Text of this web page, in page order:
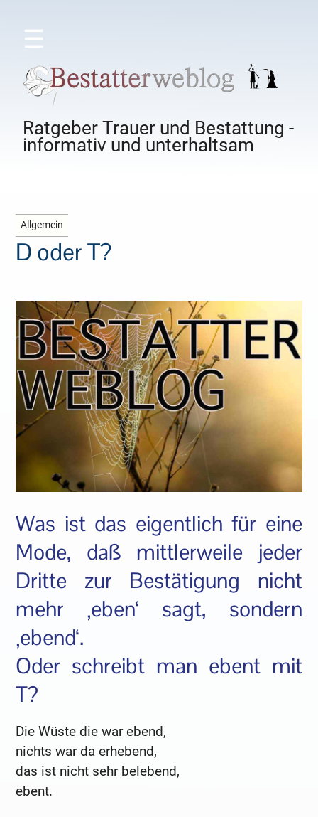
☰
Ratgeber Trauer und Bestattung -
informativ und unterhaltsam
Allgemein
D oder T?
Was ist das eigentlich für eine
Mode, daß mittlerweile jeder
Dritte zur Bestätigung nicht
mehr ‚eben‘ sagt, sondern
‚ebend‘.
Oder schreibt man ebent mit
T?
Die Wüste die war ebend,
nichts war da erhebend,
das ist nicht sehr belebend,
ebent.